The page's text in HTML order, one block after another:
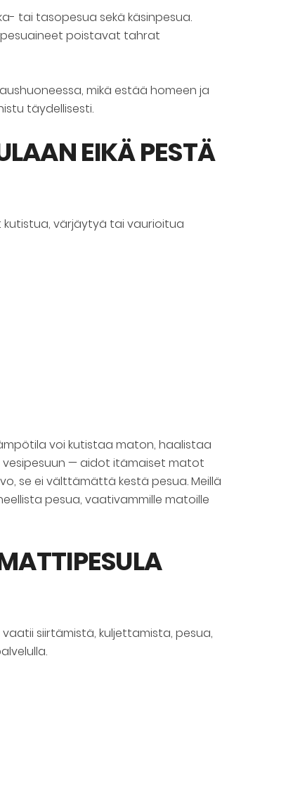
tai tasopesua sekä käsinpesua.
poistavat tahrat
mikä estää homeen ja
täydellisesti.
EIKÄ PESTÄ
värjäytyä tai vaurioitua
voi kutistaa maton, haalistaa
vesipesuun — aidot itämaiset matot
se ei välttämättä kestä pesua. Meillä
pesua, vaativammille matoille
siirtämistä, kuljettamista, pesua,